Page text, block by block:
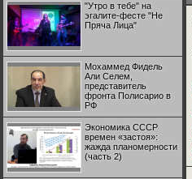
"Утро в тебе" на
эгалите-фесте "Не
Пряча Лица"
Мохаммед Фидель
Али Селем,
представитель
фронта Полисарио в
РФ
Экономика СССР
времен «застоя»:
жажда планомерности
(часть 2)